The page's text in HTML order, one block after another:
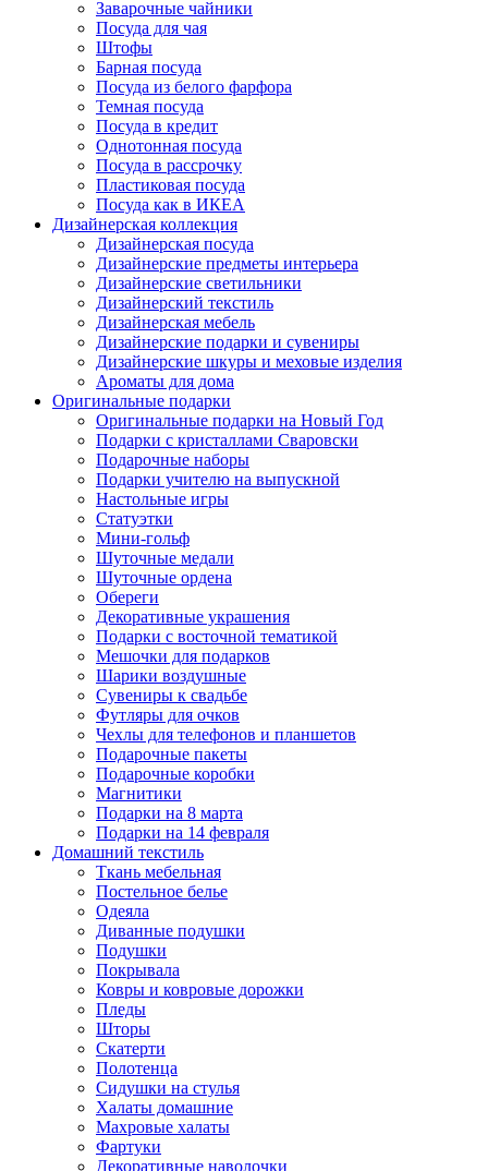
Заварочные чайники
Посуда для чая
Штофы
Барная посуда
Посуда из белого фарфора
Темная посуда
Посуда в кредит
Однотонная посуда
Посуда в рассрочку
Пластиковая посуда
Посуда как в ИКЕА
Дизайнерская коллекция
Дизайнерская посуда
Дизайнерские предметы интерьера
Дизайнерские светильники
Дизайнерский текстиль
Дизайнерская мебель
Дизайнерские подарки и сувениры
Дизайнерские шкуры и меховые изделия
Ароматы для дома
Оригинальные подарки
Оригинальные подарки на Новый Год
Подарки с кристаллами Сваровски
Подарочные наборы
Подарки учителю на выпускной
Настольные игры
Статуэтки
Мини-гольф
Шуточные медали
Шуточные ордена
Обереги
Декоративные украшения
Подарки с восточной тематикой
Мешочки для подарков
Шарики воздушные
Сувениры к свадьбе
Футляры для очков
Чехлы для телефонов и планшетов
Подарочные пакеты
Подарочные коробки
Магнитики
Подарки на 8 марта
Подарки на 14 февраля
Домашний текстиль
Ткань мебельная
Постельное белье
Одеяла
Диванные подушки
Подушки
Покрывала
Ковры и ковровые дорожки
Пледы
Шторы
Скатерти
Полотенца
Сидушки на стулья
Халаты домашние
Махровые халаты
Фартуки
Декоративные наволочки